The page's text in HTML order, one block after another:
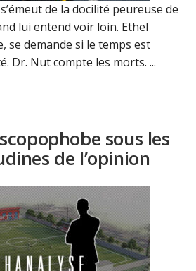
de la docilité peureuse de
lui entend voir loin. Ethel
se demande si le temps est
Dr. Nut compte les morts. ...
sous les
de l’opinion